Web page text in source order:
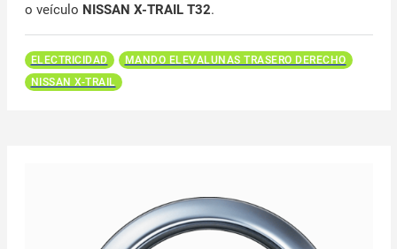
o veículo NISSAN X-TRAIL T32.
ELECTRICIDAD
MANDO ELEVALUNAS TRASERO DERECHO
NISSAN X-TRAIL